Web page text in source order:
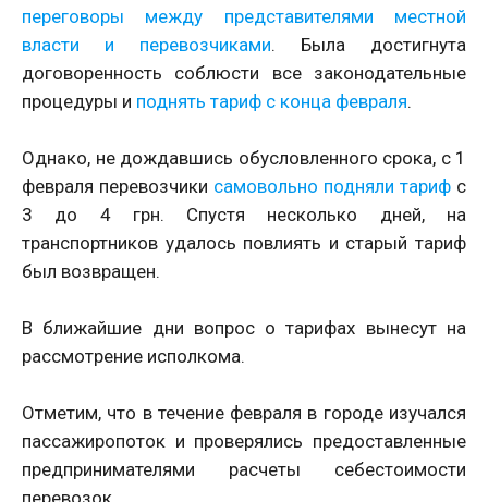
переговоры между представителями местной
власти и перевозчиками. Была достигнута
договоренность соблюсти все законодательные
процедуры и поднять тариф с конца февраля.
Однако, не дождавшись обусловленного срока, с 1
февраля перевозчики самовольно подняли тариф с
3 до 4 грн. Спустя несколько дней, на
транспортников удалось повлиять и старый тариф
был возвращен.
В ближайшие дни вопрос о тарифах вынесут на
рассмотрение исполкома.
Отметим, что в течение февраля в городе изучался
пассажиропоток и проверялись предоставленные
предпринимателями расчеты себестоимости
перевозок.